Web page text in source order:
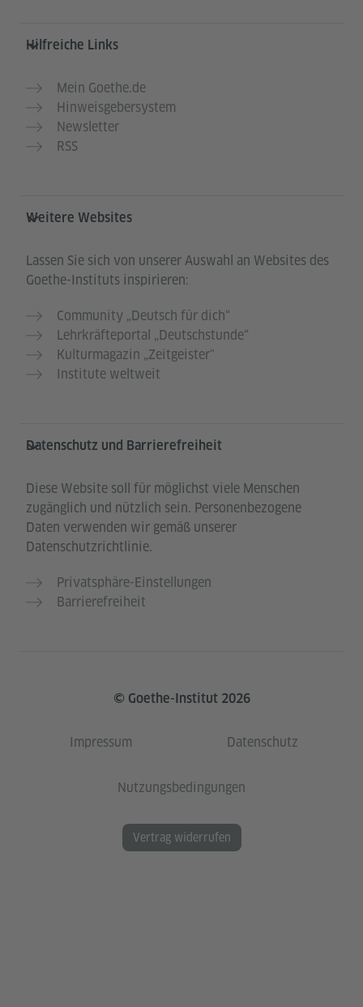
Hilfreiche Links
Mein Goethe.de
Hinweisgebersystem
Newsletter
RSS
Weitere Websites
Lassen Sie sich von unserer Auswahl an Websites des
Goethe-Instituts inspirieren:
Community „Deutsch für dich“
Lehrkräfteportal „Deutschstunde“
Kulturmagazin „Zeitgeister"
Institute weltweit
Datenschutz und Barrierefreiheit
Diese Website soll für möglichst viele Menschen
zugänglich und nützlich sein. Personenbezogene
Daten verwenden wir gemäß unserer
Datenschutzrichtlinie.
Privatsphäre-Einstellungen
Barrierefreiheit
© Goethe-Institut 2026
Impressum Datenschutz
Nutzungsbedingungen
Vertrag widerrufen